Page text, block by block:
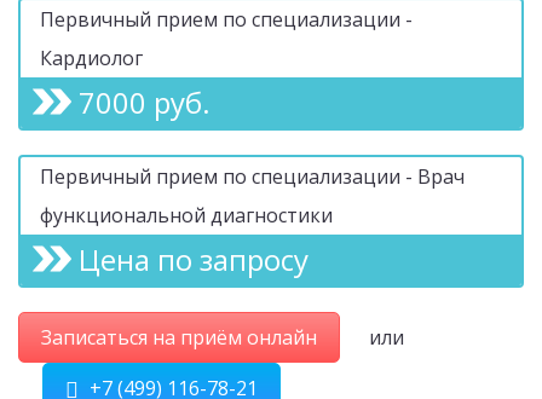
Первичный прием по специализации -
Кардиолог
7000 руб.
Первичный прием по специализации - Врач
функциональной диагностики
Цена по запросу
Записаться на приём онлайн
или
+7 (499) 116-78-21